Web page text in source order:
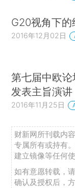
G20视角下的
2016年12月02日
第七届中欧
发表主旨演讲
2016年11月25日
财新网所刊载内
专属所有或持有
建立镜像等任何使
如有意愿转载，
确认及授权后，方